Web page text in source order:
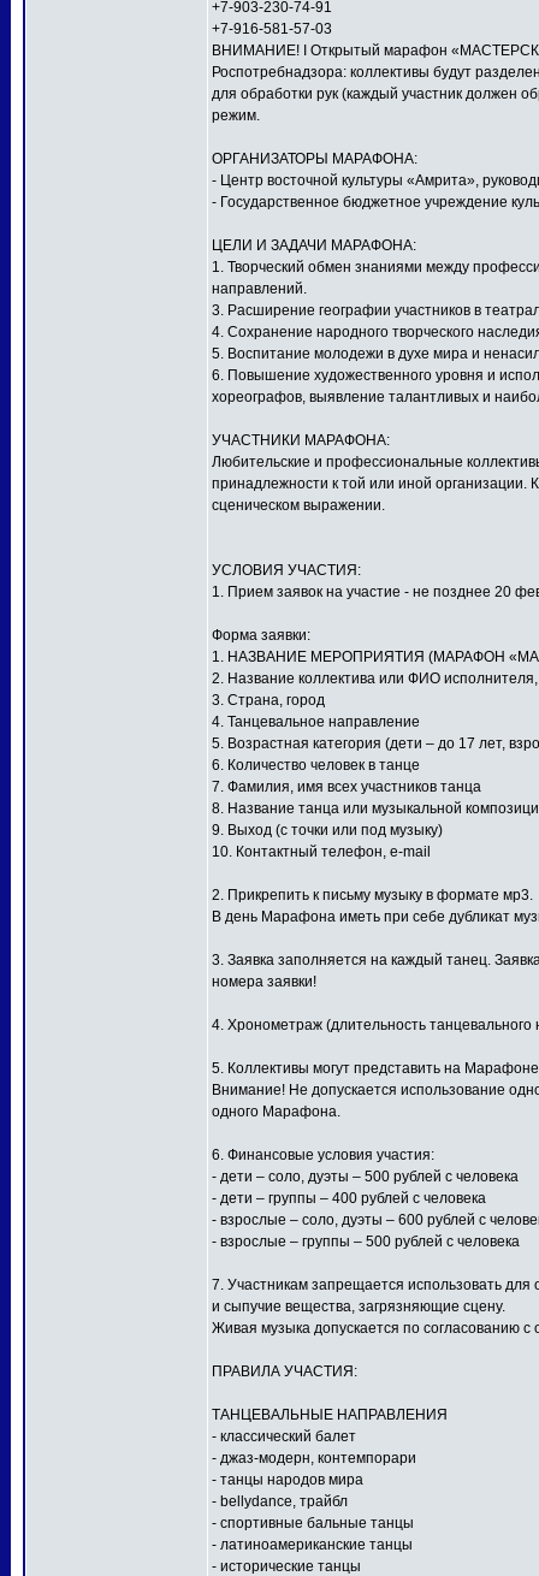
+7-903-230-74-91
+7-916-581-57-03
ВНИМАНИЕ! I Открытый марафон
Роспотребнадзора: коллективы будут
для обработки рук (каждый участник должен
режим.
ОРГАНИЗАТОРЫ МАРАФОНА:
- Центр восточной культуры «Амрита»,
- Государственное бюджетное учреждение
ЦЕЛИ И ЗАДАЧИ МАРАФОНА:
1. Творческий обмен знаниями между
направлений.
3. Расширение географии участников в
4. Сохранение народного творческого
5. Воспитание молодежи в духе мира и
6. Повышение художественного уровня и
хореографов, выявление талантливых и
УЧАСТНИКИ МАРАФОНА:
Любительские и профессиональные
принадлежности к той или иной организации.
сценическом выражении.
УСЛОВИЯ УЧАСТИЯ:
1. Прием заявок на участие - не позднее 20
Форма заявки:
1. НАЗВАНИЕ МЕРОПРИЯТИЯ (МАРАФОН
2. Название коллектива или ФИО
3. Страна, город
4. Танцевальное направление
5. Возрастная категория (дети – до 17 лет,
6. Количество человек в танце
7. Фамилия, имя всех участников танца
8. Название танца или музыкальной
9. Выход (с точки или под музыку)
10. Контактный телефон, e-mail
2. Прикрепить к письму музыку в формате мр3.
В день Марафона иметь при себе дубликат
3. Заявка заполняется на каждый танец.
номера заявки!
4. Хронометраж (длительность танцевального
5. Коллективы могут представить на
Внимание! Не допускается использование
одного Марафона.
6. Финансовые условия участия:
- дети – соло, дуэты – 500 рублей с человека
- дети – группы – 400 рублей с человека
- взрослые – соло, дуэты – 600 рублей с
- взрослые – группы – 500 рублей с человека
7. Участникам запрещается использовать
и сыпучие вещества, загрязняющие сцену.
Живая музыка допускается по согласованию
ПРАВИЛА УЧАСТИЯ:
ТАНЦЕВАЛЬНЫЕ НАПРАВЛЕНИЯ
- классический балет
- джаз-модерн, контемпорари
- танцы народов мира
- bellydance, трайбл
- спортивные бальные танцы
- латиноамериканские танцы
- исторические танцы